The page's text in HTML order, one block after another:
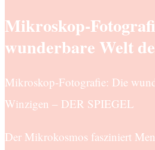
Mikroskop-
wunderbare Welt
Mikroskop-Fotografie: Die
Winzigen – DER SPIEGEL
Der Mikrokosmos fasziniert